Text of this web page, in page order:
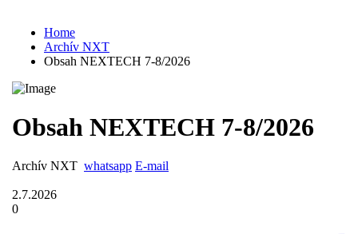
Home
Archív NXT
Obsah NEXTECH 7-8/2026
Obsah NEXTECH 7-8/2026
Archív NXT whatsapp E-mail
2.7.2026
0